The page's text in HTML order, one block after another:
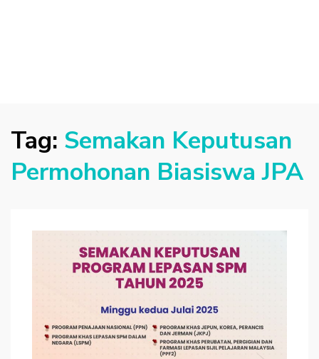
Tag: Semakan Keputusan
Permohonan Biasiswa JPA